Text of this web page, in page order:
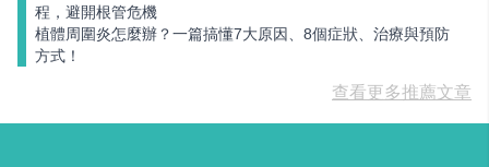
程，避開根管危機
植體周圍炎怎麼辦？一篇搞懂7大原因、8個症狀、治療與預防
方式！
查看更多推薦文章